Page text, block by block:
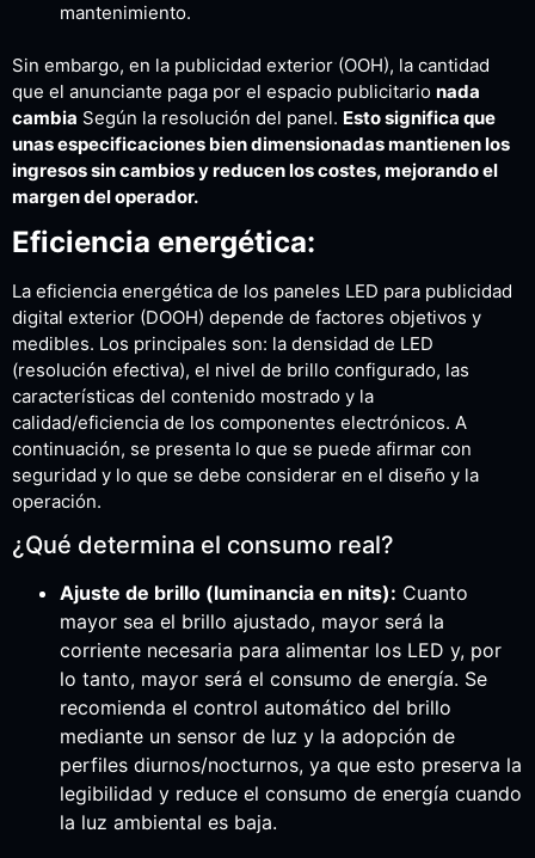
mantenimiento.
Sin embargo, en la publicidad exterior (OOH), la cantidad
que el anunciante paga por el espacio publicitario nada
cambia Según la resolución del panel. Esto significa que
unas especificaciones bien dimensionadas mantienen los
ingresos sin cambios y reducen los costes, mejorando el
margen del operador.
Eficiencia energética:
La eficiencia energética de los paneles LED para publicidad
digital exterior (DOOH) depende de factores objetivos y
medibles. Los principales son: la densidad de LED
(resolución efectiva), el nivel de brillo configurado, las
características del contenido mostrado y la
calidad/eficiencia de los componentes electrónicos. A
continuación, se presenta lo que se puede afirmar con
seguridad y lo que se debe considerar en el diseño y la
operación.
¿Qué determina el consumo real?
Ajuste de brillo (luminancia en nits): Cuanto
mayor sea el brillo ajustado, mayor será la
corriente necesaria para alimentar los LED y, por
lo tanto, mayor será el consumo de energía. Se
recomienda el control automático del brillo
mediante un sensor de luz y la adopción de
perfiles diurnos/nocturnos, ya que esto preserva la
legibilidad y reduce el consumo de energía cuando
la luz ambiental es baja.